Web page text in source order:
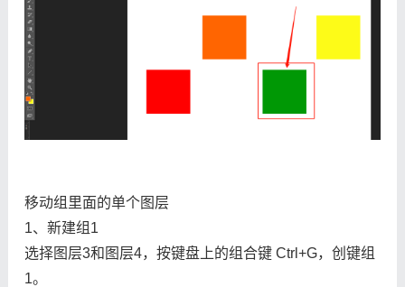
移动组里面的单个图层
1、新建组1
选择图层3和图层4，按键盘上的组合键 Ctrl+G，创键组
1。